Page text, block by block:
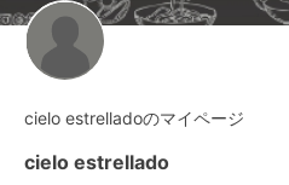
cielo estrelladoのマイページ
cielo estrellado